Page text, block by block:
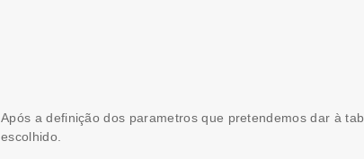
Após a definição dos parametros que pretendemos dar à
escolhido.